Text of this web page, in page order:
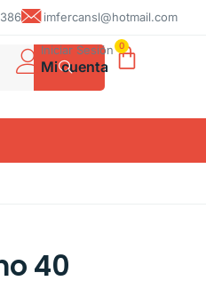
imfercansl@hotmail.com
Iniciar Sesión
Mi cuenta
0
40